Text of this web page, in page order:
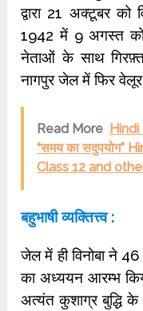
द्वारा 21 अक्टूबर को
1942 में 9 अगस्त
नेताओं के साथ
नागपुर जेल में फिर
Read More Hindi
“समय का सदुपयोग”
Class 12 and
बहुभाषी व्यक्तित्त्व :
जेल में ही विनोबा ने
का अध्‍ययन आरम्‍भ
अत्‍यंत कुशाग्र बुद्धि